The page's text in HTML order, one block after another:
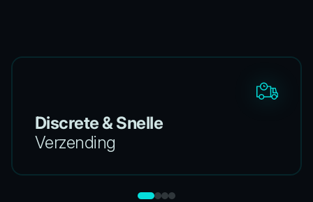
Discrete & Snelle
Verzending